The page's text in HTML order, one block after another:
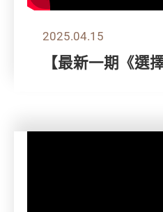
2025.04.15
【最新一期《選